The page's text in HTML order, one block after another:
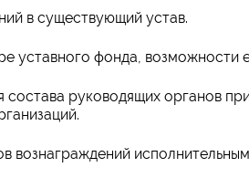
в существующий устав.
уставного фонда, возможности
состава руководящих органов
вознаграждений